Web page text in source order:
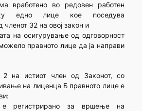
вработено во редовен работен
едно лице кое поседува
32 на овој закон и
на осигурување од одговорност
правното лице да ја направи
2 на истиот член од Законот, со
на лиценца Б правното лице е
регистрирано за вршење на